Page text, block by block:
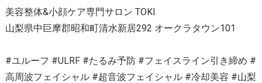
美容整体&小顔ケア専門サロン TOKI
山梨県中巨摩郡昭和町清水新居292 オークラタウン101
#ユルーフ #ULRF #たるみ予防 #フェイスライン引き締め #
高周波フェイシャル #超音波フェイシャル #冷却美容 #山梨